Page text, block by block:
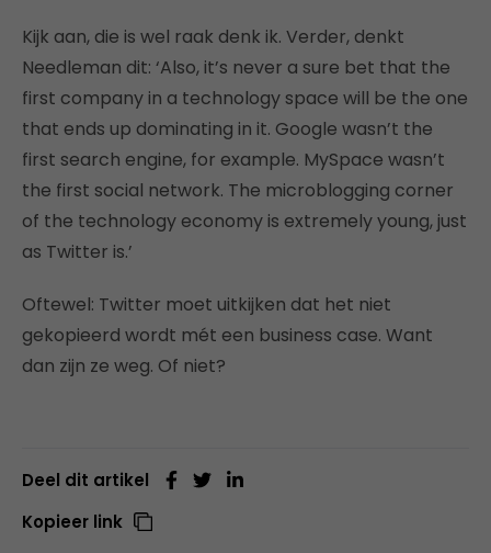
Kijk aan, die is wel raak denk ik. Verder, denkt
Needleman dit: ‘Also, it’s never a sure bet that the
first company in a technology space will be the one
that ends up dominating in it. Google wasn’t the
first search engine, for example. MySpace wasn’t
the first social network. The microblogging corner
of the technology economy is extremely young, just
as Twitter is.’
Oftewel: Twitter moet uitkijken dat het niet
gekopieerd wordt mét een business case. Want
dan zijn ze weg. Of niet?
Deel dit artikel
Kopieer link